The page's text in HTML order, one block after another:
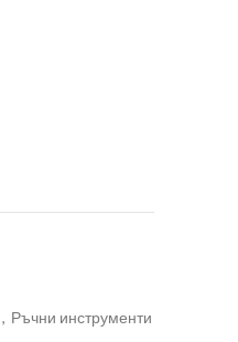
, Ръчни инструменти